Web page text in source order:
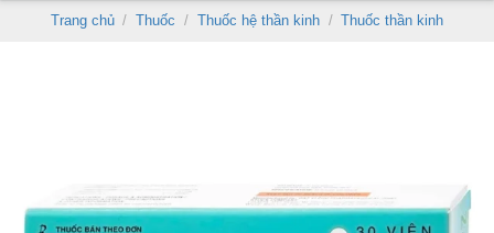
Trang chủ / Thuốc / Thuốc hệ thần kinh / Thuốc thần kinh